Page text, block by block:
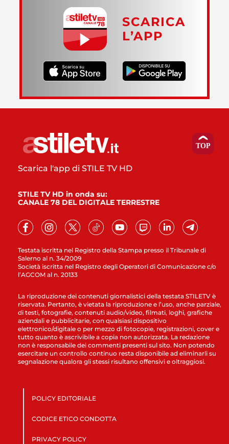
SCARICA
L’APP
Testata iscritta nel Registro della Stampa presso il Tribunale di
Salerno al n. 34/2009
Società iscritta nel Registro degli Operatori di Comunicazione c/o
l’AGCOM al n. 20133
Scarica l'app di STILE TV HD
STILE TV HD in onda su:
CANALE 78 DEL DIGITALE TERRESTRE
La riproduzione dei contenuti giornalistici della testata STILETV è
riservata. Pertanto, è vietata la riproduzione e l’uso, anche parziale,
di testi, fotografie, contenuti audio/video, filmati, loghi, grafiche
aziendali e pubblicitarie, con qualsiasi dispositivo
elettronico/digitale o per mezzo di fotocopie, registrazioni, cover e
tutto quanto è ascrivibile a copia non autorizzata. La redazione
non è responsabile dei commenti presenti sul sito. Non potendo
esercitare un controllo continuo resta disponibile ad eliminarli su
segnalazione qualora gli stessi risultano offensivi e oltraggiosi.
POLICY EDITORIALE
CODICE ETICO CONDOTTA
PRIVACY POLICY